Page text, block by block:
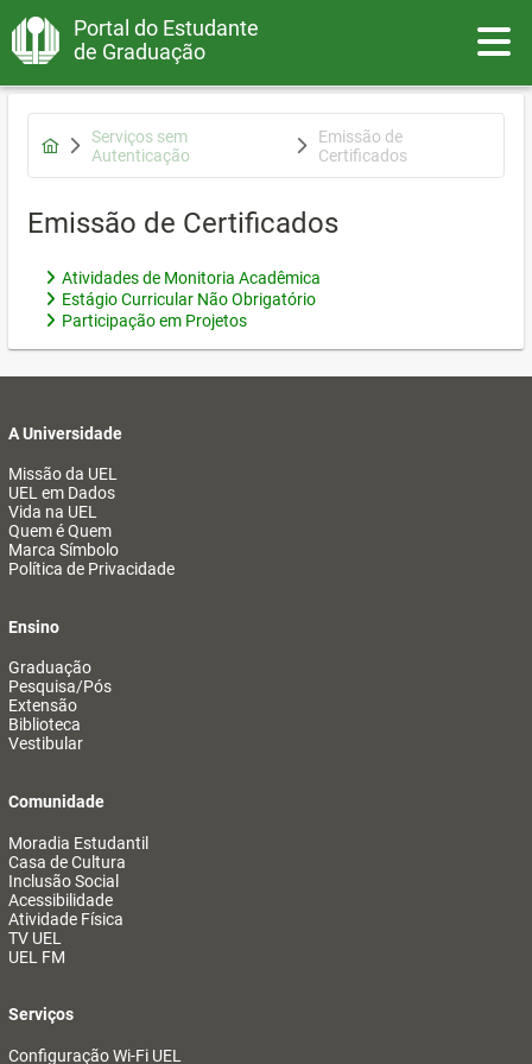
Portal do Estudante
de Graduação
Serviços sem
Autenticação
Emissão de
Certificados
Emissão de Certificados
Atividades de Monitoria Acadêmica
Estágio Curricular Não Obrigatório
Participação em Projetos
A Universidade
Missão da UEL
UEL em Dados
Vida na UEL
Quem é Quem
Marca Símbolo
Política de Privacidade
Ensino
Graduação
Pesquisa/Pós
Extensão
Biblioteca
Vestibular
Comunidade
Moradia Estudantil
Casa de Cultura
Inclusão Social
Acessibilidade
Atividade Física
TV UEL
UEL FM
Serviços
Configuração Wi-Fi UEL